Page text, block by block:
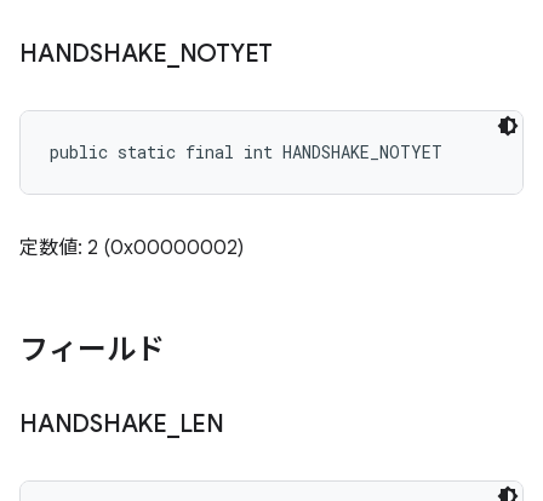
HANDSHAKE NOTYET
public static final int HANDSHAKE_NOTYET
定数値: 2 (0x00000002)
フィールド
HANDSHAKE LEN